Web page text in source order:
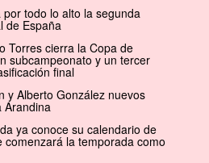
todo lo alto la segunda
de España
Torres cierra la Copa de
subcampeonato y un tercer
final
y Alberto González nuevos
Arandina
ya conoce su calendario de
comenzará la temporada como